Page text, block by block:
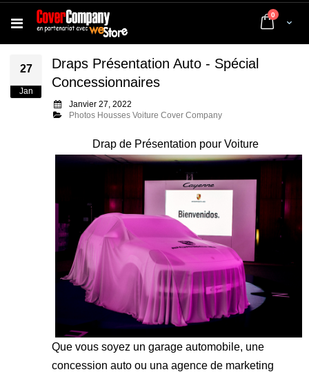
Cart
0 articles
27
Jan
Draps Présentation Auto - Spécial
Concessionnaires
Janvier 27, 2022
Photos Housses Voiture Cover Company
Drap de Présentation pour Voiture
Que vous soyez un garage automobile, une
concession auto ou una agence de marketing